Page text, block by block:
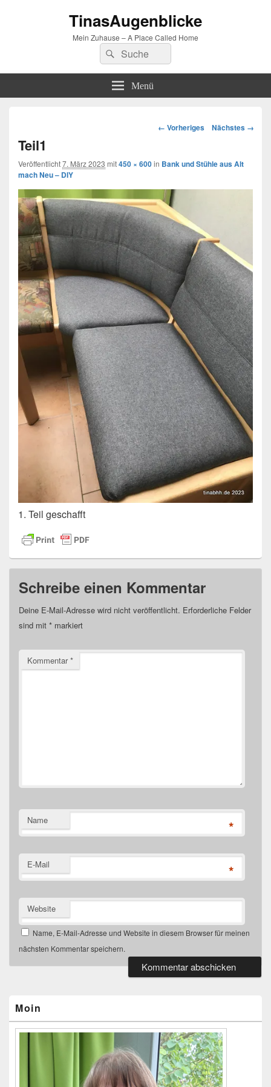
TinasAugenblicke
Mein Zuhause – A Place Called Home
Suchen
nach:
Suchen
Menü
Bilder-
← Vorheriges Nächstes →
Teil1
Veröffentlicht7. März 2023 mit450 × 600in Bank und Stühle aus Alt
mach Neu – DIY
1. Teil geschafft
Schreibe einen Kommentar
Deine E-Mail-Adresse wird nicht veröffentlicht. Erforderliche Felder
sind mit * markiert
Kommentar*
Name *
E-Mail *
Website
Name, E-Mail-Adresse und Website in diesem Browser für meinen
nächsten Kommentar speichern.
Widgetbereich
Moin